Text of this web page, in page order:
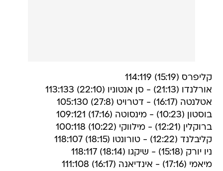
קליפרס (15:19) 114:119
אורלנדו (21:13) - סן אנטוניו (22:10) 113:133
אטלנטה (16:17) - דטרויט (27:8) 105:130
בוסטון (10:23) - מינסוטה (17:16) 109:121
ברוקלין (12:21) - מילווקי (10:22) 100:118
קליבלנד (12:22) - טורונטו (18:15) 118:107
ניו יורק (15:18) - שיקגו (18:14) 118:117
מיאמי (17:16) - אינדיאנה (16:17) 111:108